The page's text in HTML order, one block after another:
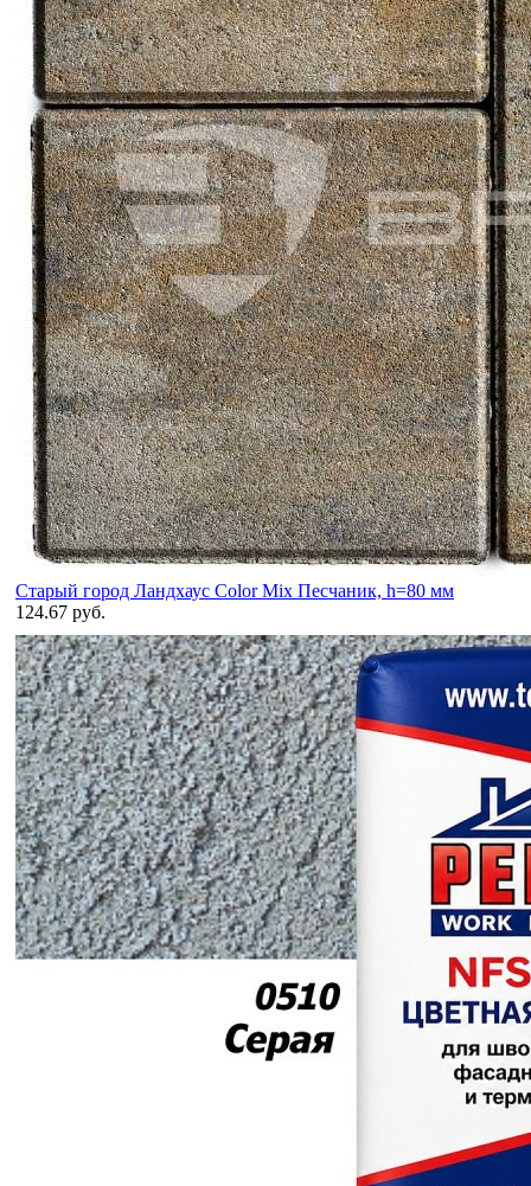
Старый город Ландхаус Color Mix Песчаник, h=80 мм
124.67 руб.